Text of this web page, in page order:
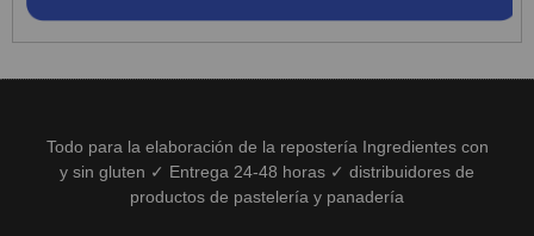
Todo para la elaboración de la repostería Ingredientes con
y sin gluten ✓ Entrega 24-48 horas ✓ distribuidores de
productos de pastelería y panadería